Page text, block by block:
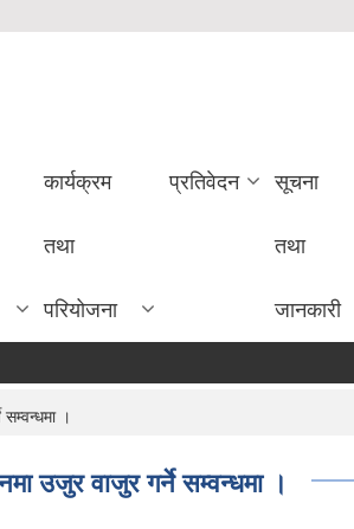
कार्यक्रम
तथा
परियोजना
प्रतिवेदन सूचना
तथा
जानकारी
।
उजुर वाजुर गर्ने सम्वन्धमा ।